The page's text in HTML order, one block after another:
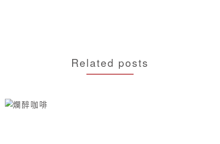
Related posts